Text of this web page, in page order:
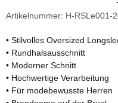
Artikelnummer: H-RSLe001-
• Stilvolles Oversized
• Rundhalsausschnitt
• Moderner Schnitt
• Hochwertige Verarbeitung
• Für modebewusste Herren